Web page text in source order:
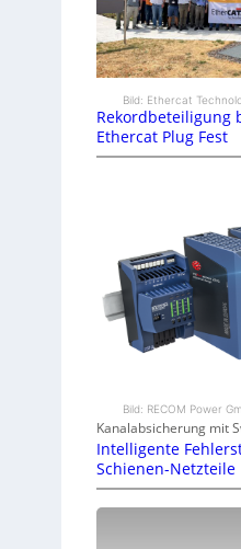
Bild: Ethercat
Rekordbeteiligung
Ethercat Plug Fest
Bild: RECOM Power
Kanalabsicherung mit
Intelligente
Schienen-Netzteile